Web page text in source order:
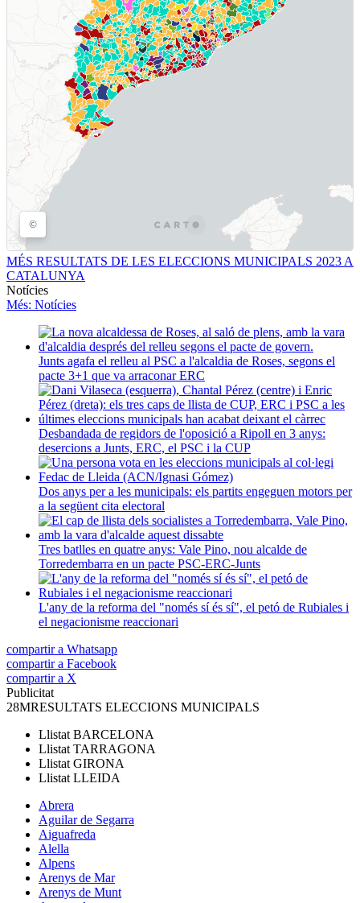
MÉS RESULTATS DE LES ELECCIONS MUNICIPALS 2023 A
CATALUNYA
Notícies
Més: Notícies
Junts agafa el relleu al PSC a l'alcaldia de Roses, segons el
pacte 3+1 que va arraconar ERC
Desbandada de regidors de l'oposició a Ripoll en 3 anys:
desercions a Junts, ERC, el PSC i la CUP
Dos anys per a les municipals: els partits engeguen motors per
a la següent cita electoral
Tres batlles en quatre anys: Vale Pino, nou alcalde de
Torredembarra en un pacte PSC-ERC-Junts
L'any de la reforma del "només sí és sí", el petó de Rubiales i
el negacionisme reaccionari
compartir a Whatsapp
compartir a Facebook
compartir a X
Publicitat
28MRESULTATS ELECCIONS MUNICIPALS
Llistat BARCELONA
Llistat TARRAGONA
Llistat GIRONA
Llistat LLEIDA
Abrera
Aguilar de Segarra
Aiguafreda
Alella
Alpens
Arenys de Mar
Arenys de Munt